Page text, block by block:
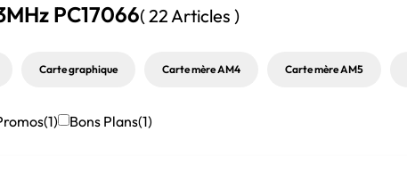
PC17066( 22 Articles )
Carte graphique Carte mère AM4 Carte mère AM5
(1) Bons Plans(1)